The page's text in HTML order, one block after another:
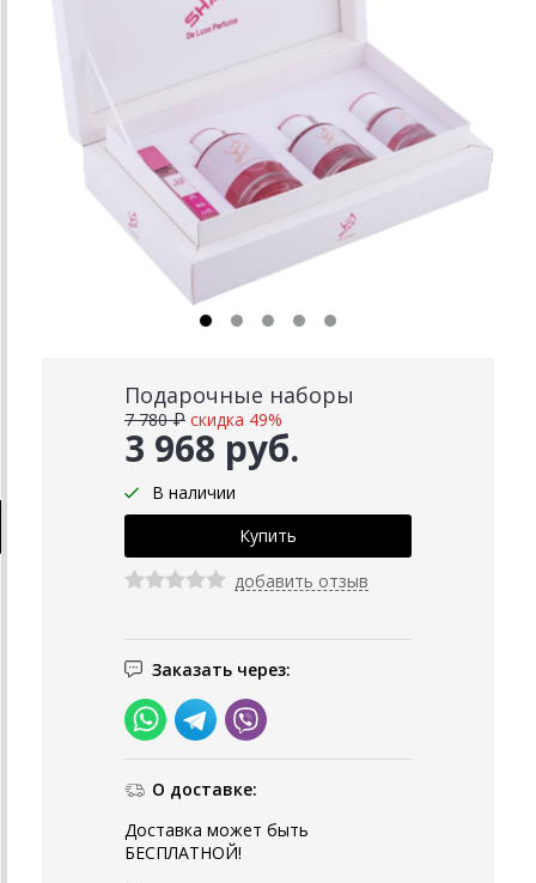
Подарочные наборы
3 968 руб.
7 780 ₽ скидка 49%
В наличии
добавить отзыв
Заказать через:
О доставке:
Доставка может быть
БЕСПЛАТНОЙ!